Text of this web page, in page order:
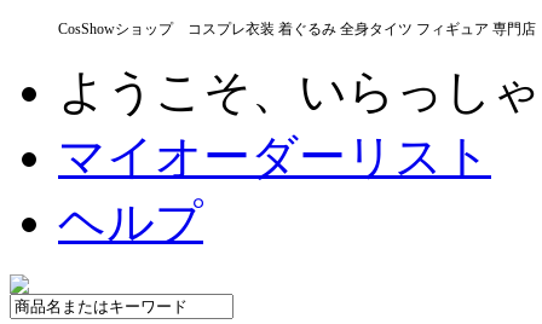
CosShowショップ コスプレ衣装 着ぐるみ 全身タイツ フィギュア 専門店
ようこそ、いらっし
マイオーダーリスト
ヘルプ